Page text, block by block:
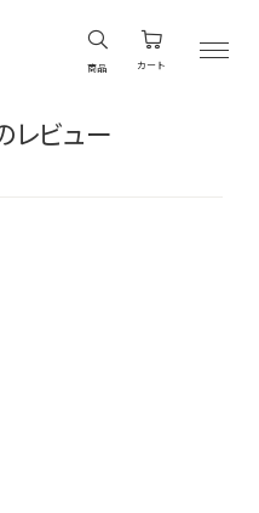
商品 カート
レビュー